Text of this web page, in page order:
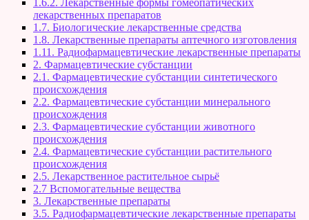
1.6.2. Лекарственные формы гомеопатических
лекарственных препаратов
1.7. Биологические лекарственные средства
1.8. Лекарственные препараты аптечного изготовления
1.11. Радиофармацевтические лекарственные препараты
2. Фармацевтические субстанции
2.1. Фармацевтические субстанции синтетического
происхождения
2.2. Фармацевтические субстанции минерального
происхождения
2.3. Фармацевтические субстанции животного
происхождения
2.4. Фармацевтические субстанции растительного
происхождения
2.5. Лекарственное растительное сырьё
2.7 Вспомогательные вещества
3. Лекарственные препараты
3.5. Радиофармацевтические лекарственные препараты